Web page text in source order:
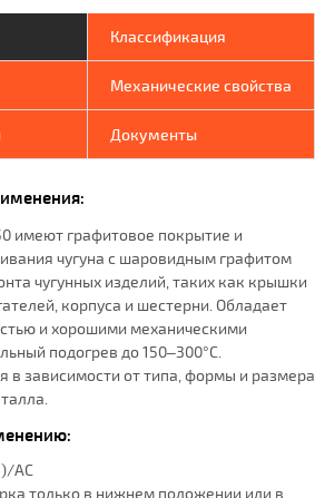
Классификация
Механические свойства
Документы
имеют графитовое покрытие и
чугуна с шаровидным графитом
чугунных изделий, таких как крышки
корпуса и шестерни. Обладает
и хорошими механическими
подогрев до 150–300°C.
в зависимости от типа, формы и размера
АС
только в нижнем положении или в